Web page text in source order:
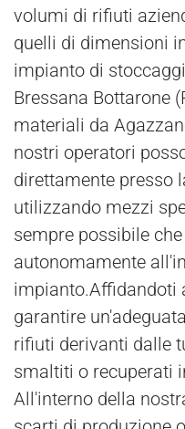
volumi di rifiuti
quelli di dimensioni
impianto di
Bressana Bottarone
materiali da
nostri operatori
direttamente presso
utilizzando mezzi
sempre possibile
autonomamente
impianto.Affidandoti
garantire
rifiuti derivanti dalle
smaltiti o recuperati
All'interno della